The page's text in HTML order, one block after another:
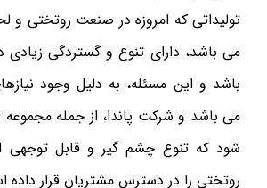
تولیداتی که امروزه در صنعت روتختی و
می باشد، دارای تنوع و گستردگی
باشد و این مسئله، به دلیل وجود
می باشد و شرکت پاندا، از جمله
شود که تنوع چشم گیر و قابل توجهی
روتختی را در دسترس مشتریان قرار